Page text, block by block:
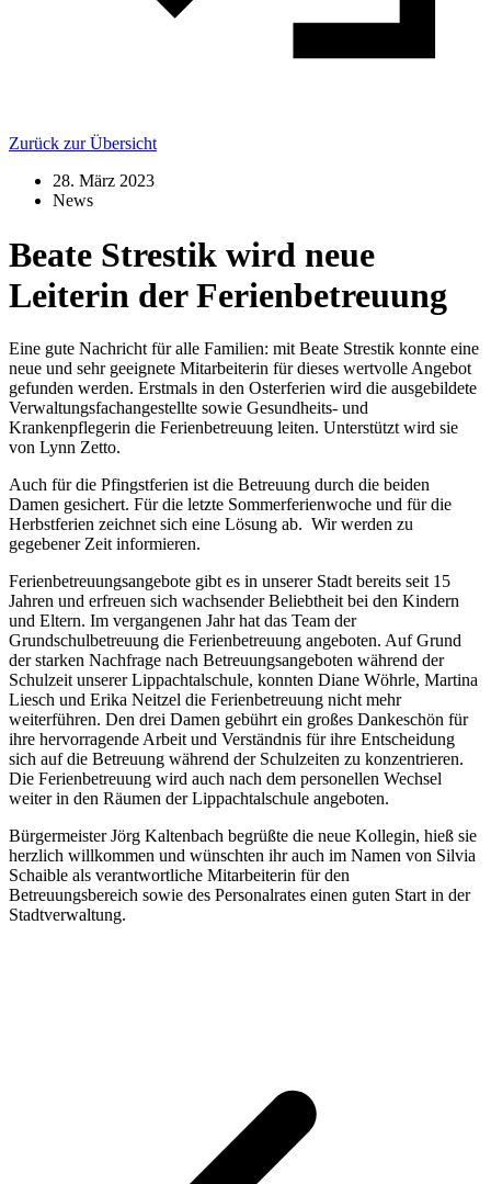
Zurück zur Übersicht
28. März 2023
News
Beate Strestik wird neue
Leiterin der Ferienbetreuung
Eine gute Nachricht für alle Familien: mit Beate Strestik konnte eine
neue und sehr geeignete Mitarbeiterin für dieses wertvolle Angebot
gefunden werden. Erstmals in den Osterferien wird die ausgebildete
Verwaltungsfachangestellte sowie Gesundheits- und
Krankenpflegerin die Ferienbetreuung leiten. Unterstützt wird sie
von Lynn Zetto.
Auch für die Pfingstferien ist die Betreuung durch die beiden
Damen gesichert. Für die letzte Sommerferienwoche und für die
Herbstferien zeichnet sich eine Lösung ab. Wir werden zu
gegebener Zeit informieren.
Ferienbetreuungsangebote gibt es in unserer Stadt bereits seit 15
Jahren und erfreuen sich wachsender Beliebtheit bei den Kindern
und Eltern. Im vergangenen Jahr hat das Team der
Grundschulbetreuung die Ferienbetreuung angeboten. Auf Grund
der starken Nachfrage nach Betreuungsangeboten während der
Schulzeit unserer Lippachtalschule, konnten Diane Wöhrle, Martina
Liesch und Erika Neitzel die Ferienbetreuung nicht mehr
weiterführen. Den drei Damen gebührt ein großes Dankeschön für
ihre hervorragende Arbeit und Verständnis für ihre Entscheidung
sich auf die Betreuung während der Schulzeiten zu konzentrieren.
Die Ferienbetreuung wird auch nach dem personellen Wechsel
weiter in den Räumen der Lippachtalschule angeboten.
Bürgermeister Jörg Kaltenbach begrüßte die neue Kollegin, hieß sie
herzlich willkommen und wünschten ihr auch im Namen von Silvia
Schaible als verantwortliche Mitarbeiterin für den
Betreuungsbereich sowie des Personalrates einen guten Start in der
Stadtverwaltung.